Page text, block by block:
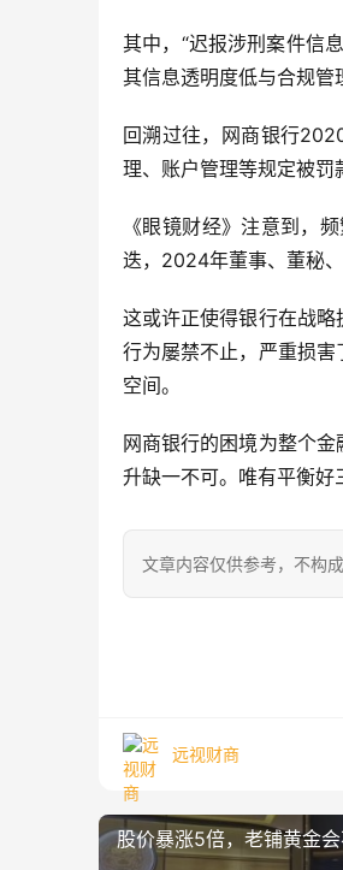
其中，“迟报涉刑案件信
其信息透明度低与合规管
回溯过往，网商银行
理、账户管理等规定被罚
《眼镜财经》注意到，
迭，2024年董事、董秘
这或许正使得银行在战
行为屡禁不止，严重损
空间。
网商银行的困境为整个
升缺一不可。唯有平衡好
文章内容仅供参考，不构
远视财商
股价暴涨5倍，老铺黄金